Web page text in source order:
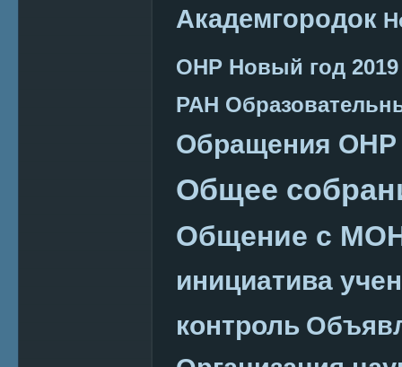
Академгородок
ОНР Новый год 2019
РАН
Обращения ОНР
Общее
Общение с
инициатива
контроль